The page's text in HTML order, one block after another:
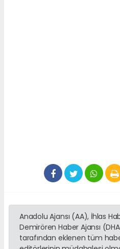
Anadolu Ajansı (AA), İhlas
Demirören Haber Ajansı
tarafından eklenen tüm